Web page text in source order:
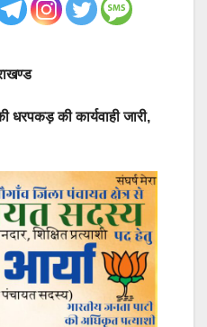
धरपकड़ की कार्यवाही जारी,